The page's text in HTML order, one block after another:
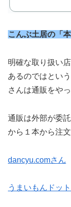
こんぶ土居の「
明確な取り扱い
あるのではとい
さんは通販をや
通販は外部が委
から１本から注
dancyu.comさん
うまいもんドッ